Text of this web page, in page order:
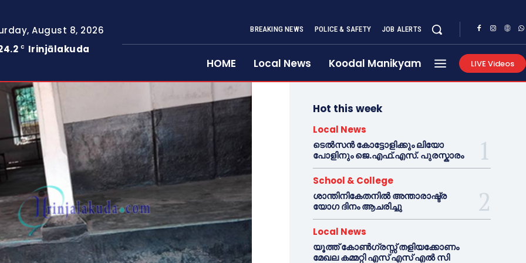
August 8, 2026
C Irinjālakuda
BREAKING NEWS POLICE & SAFETY JOB ALERTS
HOME Local News Koodal Manikyam LIVE Videos
Hot this week
Local News
ടെൽസൻ കോട്ടോളിക്കും ലിയോ
പോളിനും ജെ.എഫ്.എസ്. പുരസ്കാരം
School & College
ശാന്തിനികേതനിൽ അന്താരാഷ്ട്ര
യോഗ ദിനം ആചരിച്ചു
Local News
യൂത്ത് കോൺഗ്രസ്സ് തളിയക്കോണം
മേഖല കമ്മറ്റി എസ് എസ് എൽ സി